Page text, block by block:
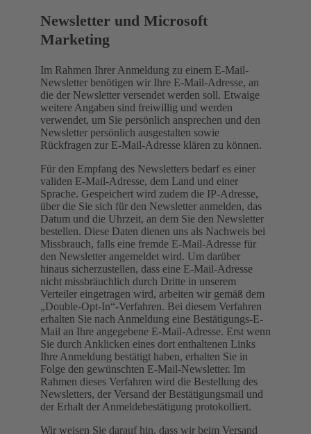
Newsletter und Microsoft
Marketing
Im Rahmen Ihrer Anmeldung zu einem E-Mail-
Newsletter benötigen wir Ihre E-Mail-Adresse, an
die der Newsletter versendet werden soll. Etwaige
weitere Angaben sind freiwillig und werden
verwendet, um Sie persönlich ansprechen und den
Newsletter persönlich ausgestalten sowie
Rückfragen zur E-Mail-Adresse klären zu können.
Für den Empfang des Newsletters bedarf es einer
validen E-Mail-Adresse, dem Land und einer
Sprache. Gespeichert wird zudem die IP-Adresse,
über die Sie sich für den Newsletter anmelden, das
Datum und die Uhrzeit, an dem Sie den Newsletter
bestellen. Diese Daten dienen uns als Nachweis bei
Missbrauch, falls eine fremde E-Mail-Adresse für
den Newsletter angemeldet wird. Um darüber
hinaus sicherzustellen, dass eine E-Mail-Adresse
nicht missbräuchlich durch Dritte in unserem
Verteiler eingetragen wird, arbeiten wir gemäß dem
„Double-Opt-In“-Verfahren. Bei diesem Verfahren
erhalten Sie nach Anmeldung eine Bestätigungs-E-
Mail an Ihre angegebene E-Mail-Adresse. Erst wenn
Sie durch Anklicken eines dort enthaltenen Links
Ihre Anmeldung bestätigt haben, erhalten Sie in
Folge den gewünschten E-Mail-Newsletter. Im
Rahmen dieses Verfahren wird die Bestellung des
Newsletters, der Versand der Bestätigungsmail und
der Erhalt der Anmeldebestätigung protokolliert.
Wir weisen Sie darauf hin, dass wir beim Versand